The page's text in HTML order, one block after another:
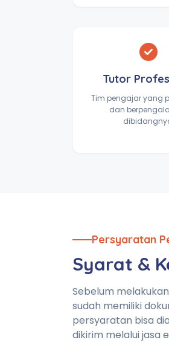
Tutor
Tim pengajar yang
dan
Persyaratan
Syarat &
Sebelum
sudah memiliki
persyaratan bisa
dikirim melalui jasa